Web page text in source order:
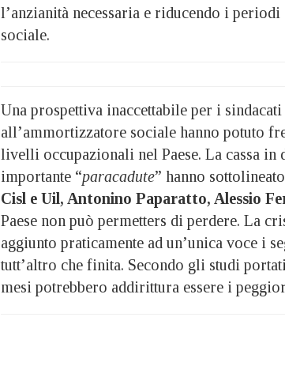
l’anzianità necessaria e riducendo i
sociale.
Una prospettiva inaccettabile per i
all’ammortizzatore sociale hanno potuto
livelli occupazionali nel Paese. La cassa in
importante “paracadute” hanno sottolineato
Cisl e Uil, Antonino Paparatto, Alessio
Paese non può permetters di perdere. La
aggiunto praticamente ad un’unica voce i
tutt’altro che finita. Secondo gli studi
mesi potrebbero addirittura essere i